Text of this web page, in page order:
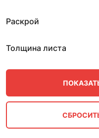
Раскрой
Толщина листа